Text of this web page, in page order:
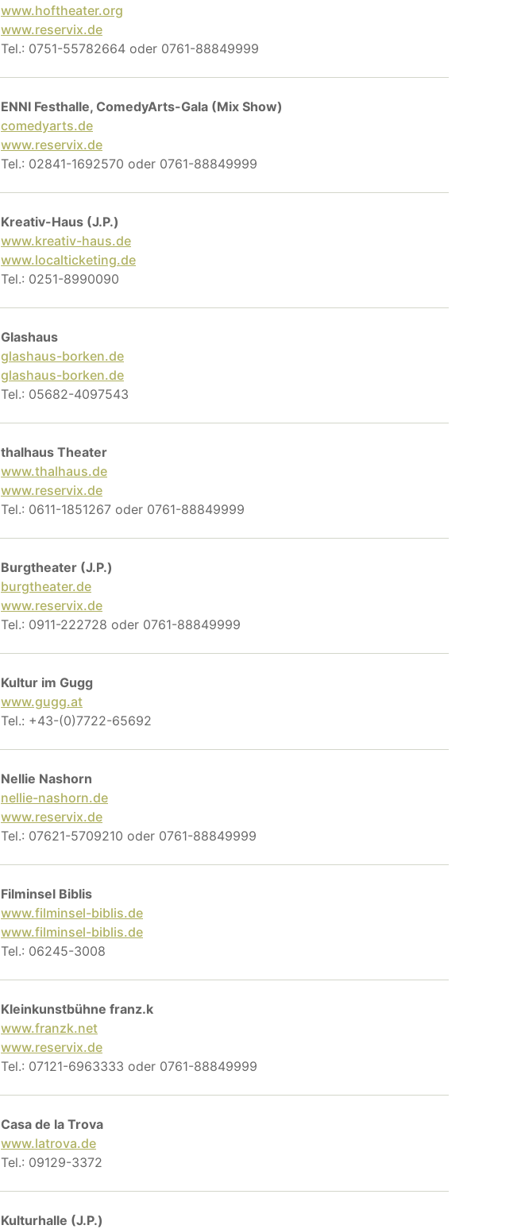
www.hoftheater.org
www.reservix.de
Tel.: 0751-55782664 oder 0761-88849999
ENNI Festhalle, ComedyArts-Gala (Mix Show)
comedyarts.de
www.reservix.de
Tel.: 02841-1692570 oder 0761-88849999
Kreativ-Haus (J.P.)
www.kreativ-haus.de
www.localticketing.de
Tel.: 0251-8990090
Glashaus
glashaus-borken.de
glashaus-borken.de
Tel.: 05682-4097543
thalhaus Theater
www.thalhaus.de
www.reservix.de
Tel.: 0611-1851267 oder 0761-88849999
Burgtheater (J.P.)
burgtheater.de
www.reservix.de
Tel.: 0911-222728 oder 0761-88849999
Kultur im Gugg
www.gugg.at
Tel.: +43-(0)7722-65692
Nellie Nashorn
nellie-nashorn.de
www.reservix.de
Tel.: 07621-5709210 oder 0761-88849999
Filminsel Biblis
www.filminsel-biblis.de
www.filminsel-biblis.de
Tel.: 06245-3008
Kleinkunstbühne franz.k
www.franzk.net
www.reservix.de
Tel.: 07121-6963333 oder 0761-88849999
Casa de la Trova
www.latrova.de
Tel.: 09129-3372
Kulturhalle (J.P.)